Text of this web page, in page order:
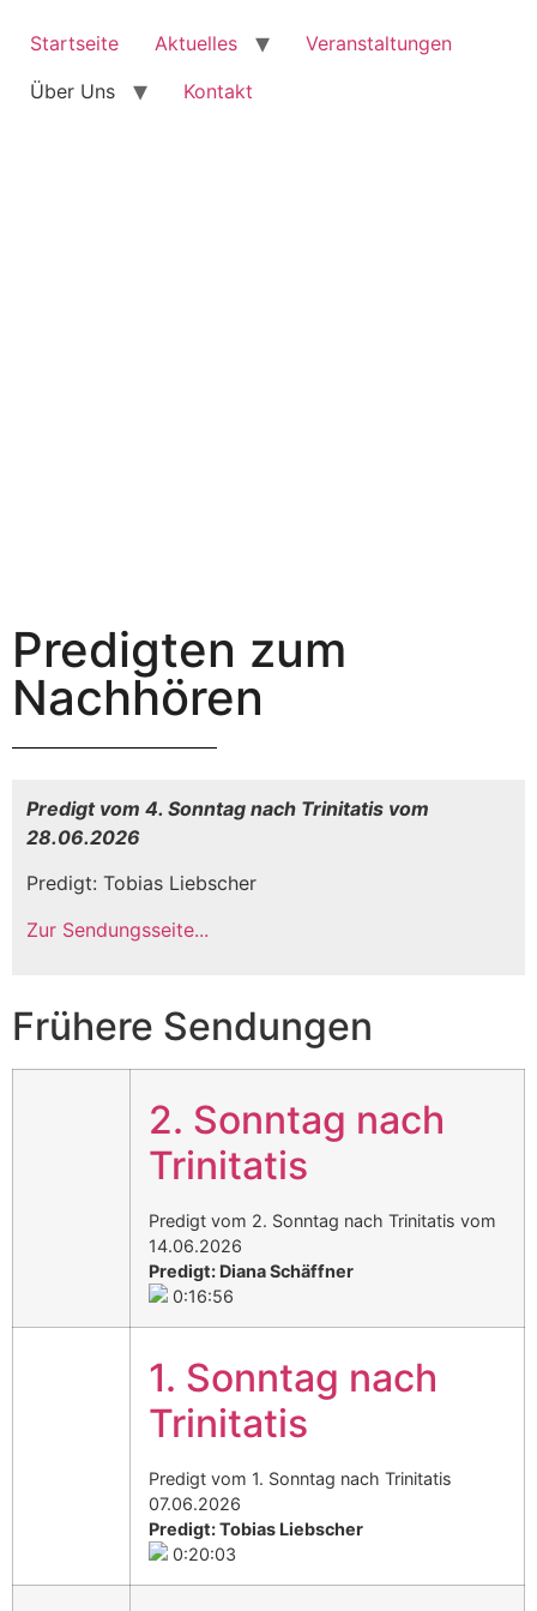
Startseite Aktuelles
Veranstaltungen
Über Uns
Kontakt
Predigten zum
Nachhören
Predigt vom 4. Sonntag nach Trinitatis vom
28.06.2026
Predigt: Tobias Liebscher
Zur Sendungsseite...
Frühere Sendungen
2. Sonntag nach
Trinitatis
Predigt vom 2. Sonntag nach Trinitatis vom
14.06.2026
Predigt: Diana Schäffner
0:16:56
1. Sonntag nach
Trinitatis
Predigt vom 1. Sonntag nach Trinitatis
07.06.2026
Predigt: Tobias Liebscher
0:20:03